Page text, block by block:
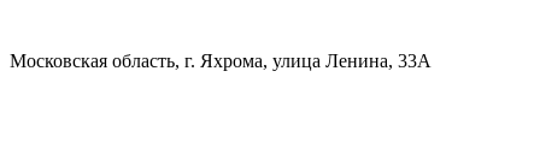
Московская область, г. Яхрома, улица Ленина, 33А